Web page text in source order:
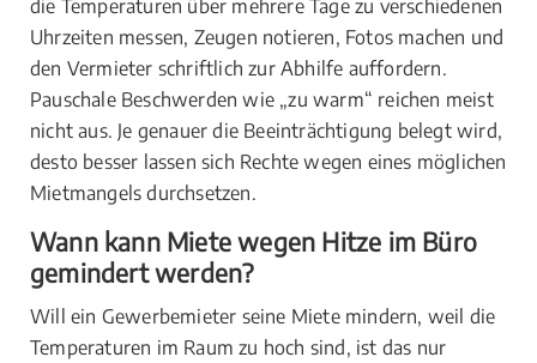
die Temperaturen über mehrere Tage zu verschiedenen
Uhrzeiten messen, Zeugen notieren, Fotos machen und
den Vermieter schriftlich zur Abhilfe auffordern.
Pauschale Beschwerden wie „zu warm“ reichen meist
nicht aus. Je genauer die Beeinträchtigung belegt wird,
desto besser lassen sich Rechte wegen eines möglichen
Mietmangels durchsetzen.
Wann kann Miete wegen Hitze im Büro
gemindert werden?
Will ein Gewerbemieter seine Miete mindern, weil die
Temperaturen im Raum zu hoch sind, ist das nur